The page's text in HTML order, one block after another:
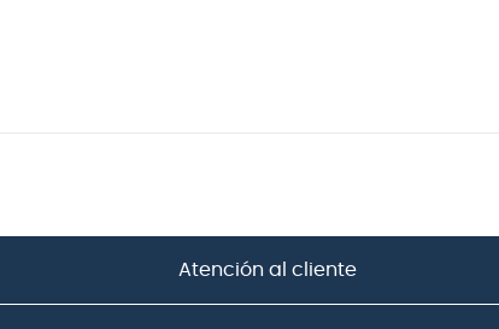
Atención al cliente